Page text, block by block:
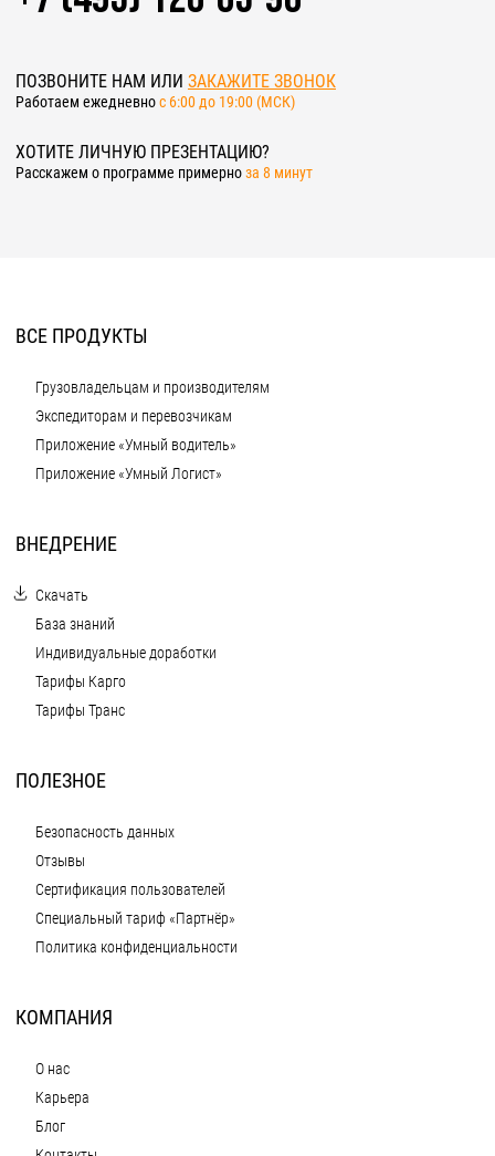
ПОЗВОНИТЕ НАМ ИЛИ ЗАКАЖИТЕ ЗВОНОК
Работаем ежедневноc 6:00 до 19:00 (МСК)
ХОТИТЕ ЛИЧНУЮ ПРЕЗЕНТАЦИЮ?
Расскажем о программе примерноза 8 минут
ВСЕ ПРОДУКТЫ
Грузовладельцам и производителям
Экспедиторам и перевозчикам
Приложение «Умный водитель»
Приложение «Умный Логист»
ВНЕДРЕНИЕ
Скачать
База знаний
Индивидуальные доработки
Тарифы Карго
Тарифы Транс
ПОЛЕЗНОЕ
Безопасность данных
Отзывы
Сертификация пользователей
Специальный тариф «Партнёр»
Политика конфиденциальности
КОМПАНИЯ
О нас
Карьера
Блог